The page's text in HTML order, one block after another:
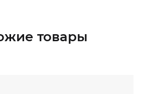
товары